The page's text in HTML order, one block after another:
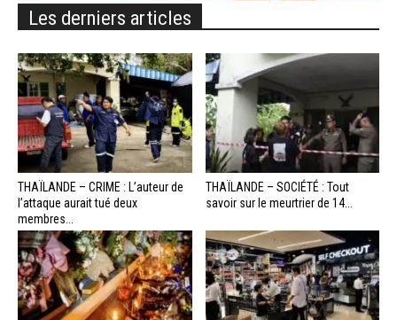
Les derniers articles
THAÏLANDE – CRIME : L’auteur de
l’attaque aurait tué deux
membres...
THAÏLANDE – SOCIÉTÉ : Tout
savoir sur le meurtrier de 14...